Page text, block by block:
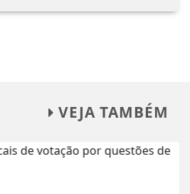
VEJA TAMBÉM